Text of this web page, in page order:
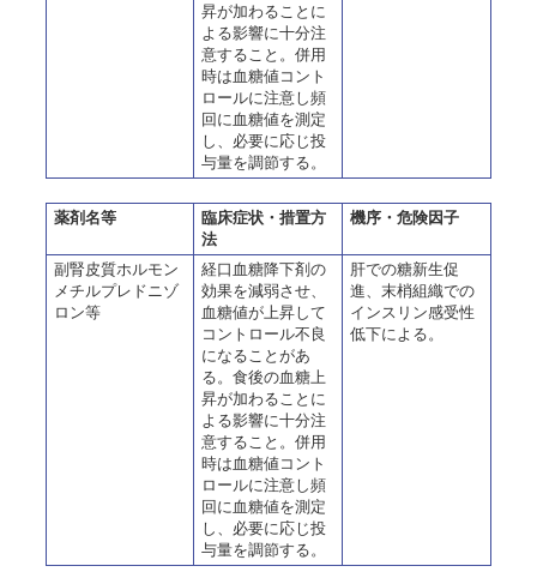
昇が加わることに
よる影響に十分注
意すること。併用
時は血糖値コント
ロールに注意し頻
回に血糖値を測定
し、必要に応じ投
与量を調節する。
薬剤名等
臨床症状・措置方
法
機序・危険因子
副腎皮質ホルモン
メチルプレドニゾ
ロン等
経口血糖降下剤の
効果を減弱させ、
血糖値が上昇して
コントロール不良
になることがあ
る。食後の血糖上
昇が加わることに
よる影響に十分注
意すること。併用
時は血糖値コント
ロールに注意し頻
回に血糖値を測定
し、必要に応じ投
与量を調節する。
肝での糖新生促
進、末梢組織での
インスリン感受性
低下による。